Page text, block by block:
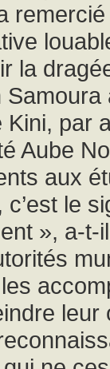
la
Kini, par
Aube
aux
le
», a-t-
leur